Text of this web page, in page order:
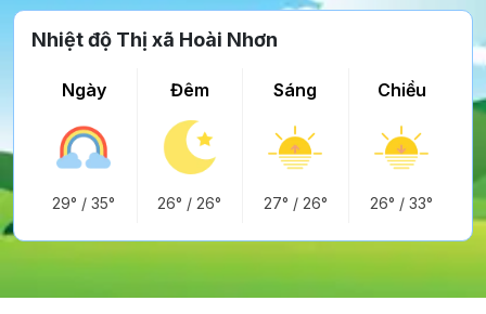
Nhiệt độ Thị xã Hoài Nhơn
Ngày
29° /35°
Đêm
26° /26°
Sáng
27° / 26°
Chiều
26° /33°